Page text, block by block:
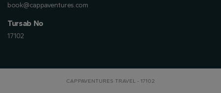
book@cappaventures.com
Tursab No
17102
CAPPAVENTURES TRAVEL - 17102